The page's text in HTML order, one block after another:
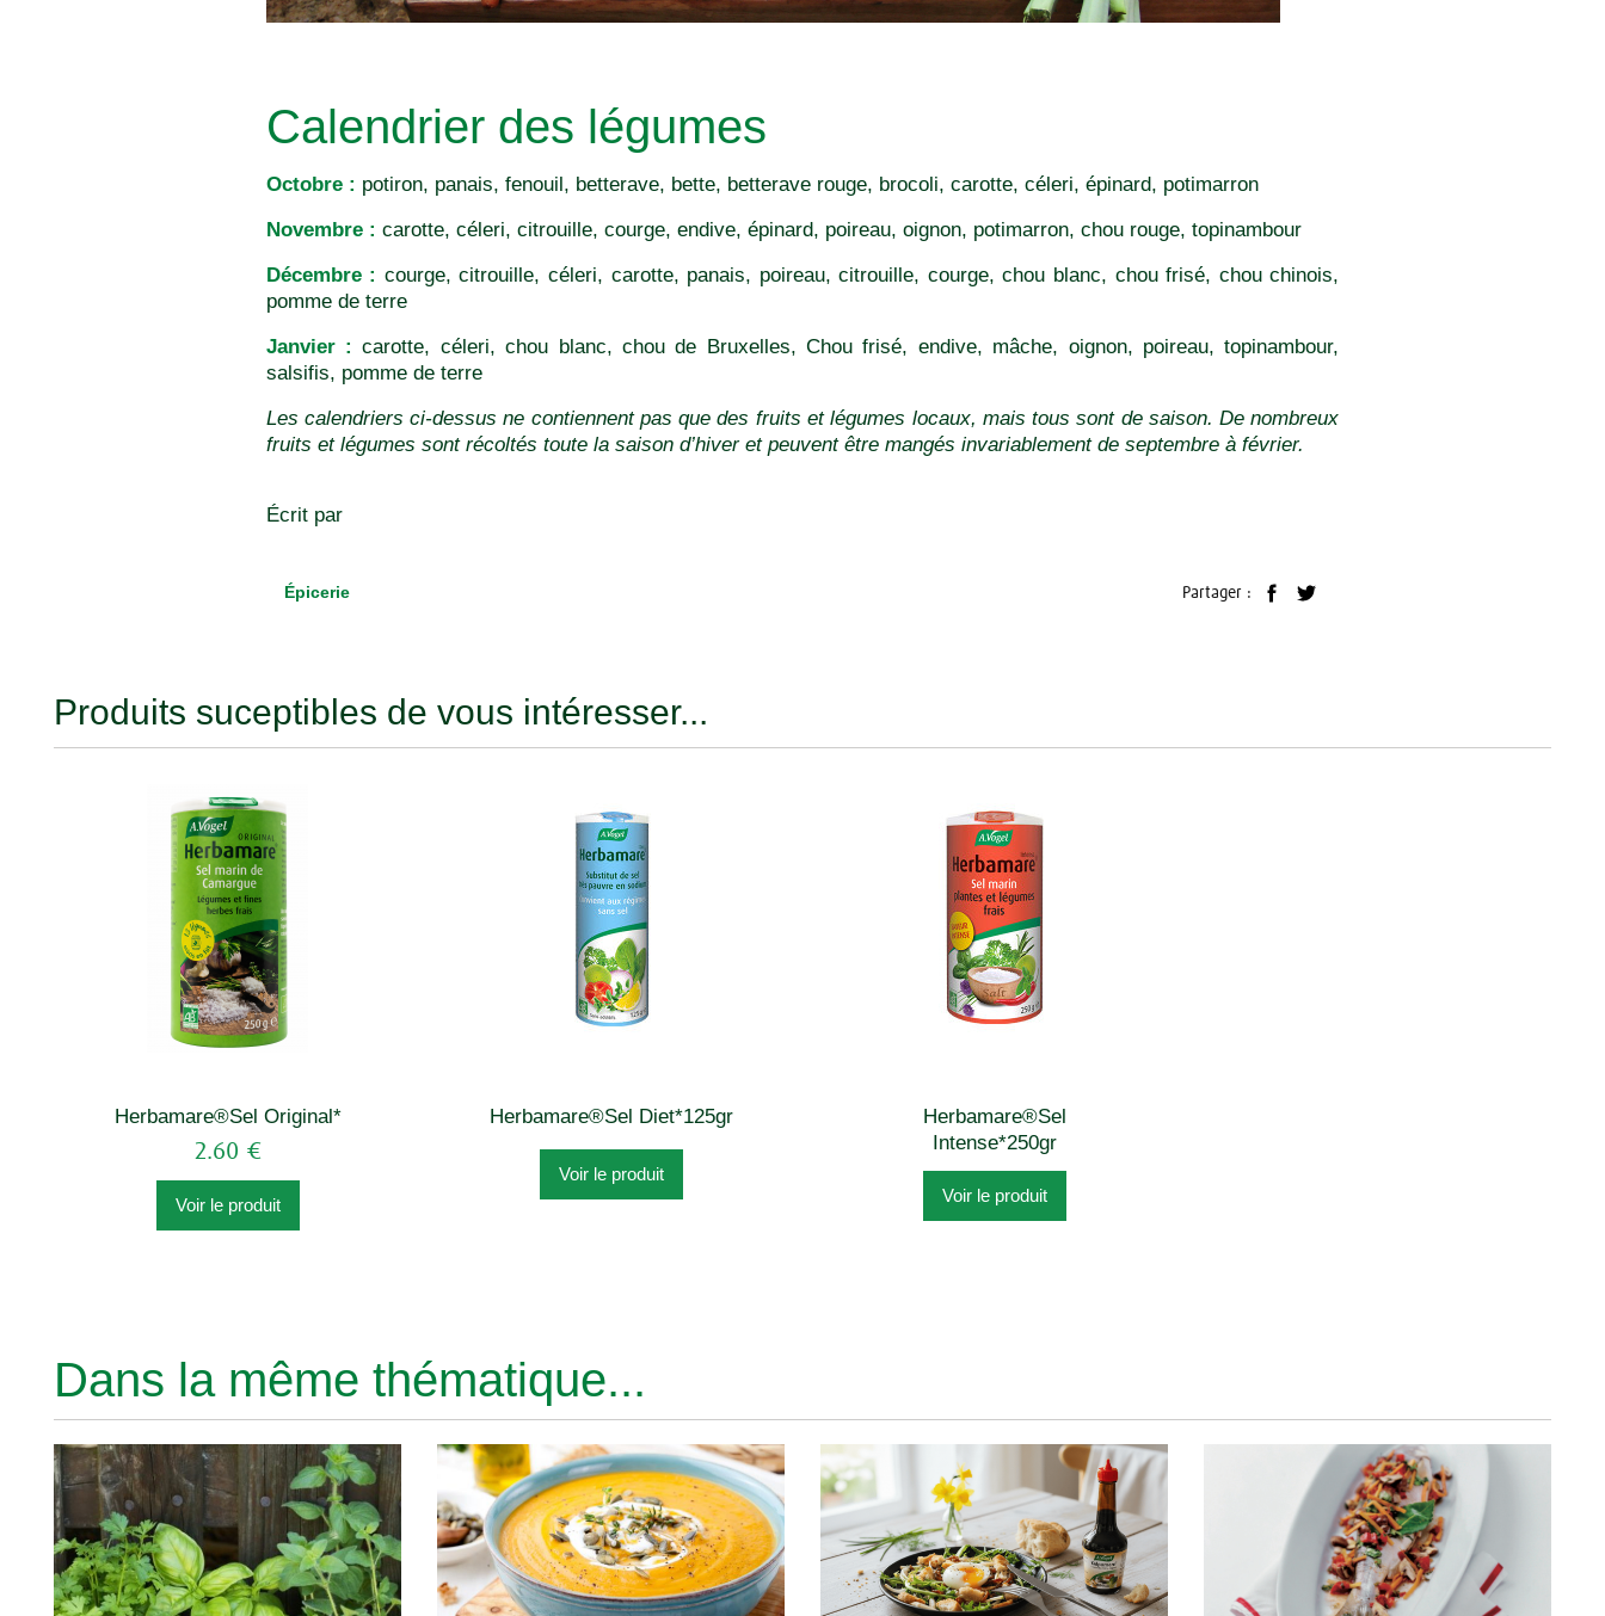
Calendrier des légumes
Octobre : potiron, panais, fenouil, betterave, bette, betterave rouge, brocoli, carotte, céleri, épinard, potimarron
Novembre : carotte, céleri, citrouille, courge, endive, épinard, poireau, oignon, potimarron, chou rouge, topinambour
Décembre : courge, citrouille, céleri, carotte, panais, poireau, citrouille, courge, chou blanc, chou frisé, chou chinois,
pomme de terre
Janvier : carotte, céleri, chou blanc, chou de Bruxelles, Chou frisé, endive, mâche, oignon, poireau, topinambour,
salsifis, pomme de terre
Les calendriers ci-dessus ne contiennent pas que des fruits et légumes locaux, mais tous sont de saison. De nombreux
fruits et légumes sont récoltés toute la saison d’hiver et peuvent être mangés invariablement de septembre à février.
Écrit par
Épicerie Partager :
Produits suceptibles de vous intéresser...
Herbamare®Sel Original*
2.60 €
Voir le produit
Herbamare®Sel Diet*125gr
Voir le produit
Herbamare®Sel
Intense*250gr
Voir le produit
Dans la même thématique...